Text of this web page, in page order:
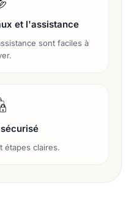
et l'assistance
sont faciles à
étapes claires.